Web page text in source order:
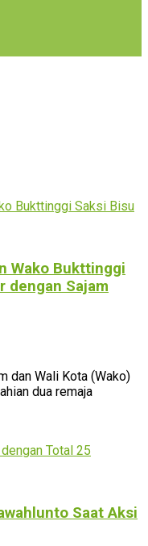
Wako Bukttinggi
dengan Sajam
dan Wali Kota (Wako)
dua remaja
Saat Aksi